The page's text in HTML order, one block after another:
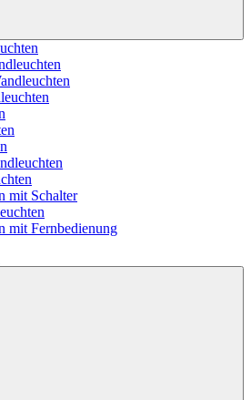
mit Schalter
mit Fernbedienung